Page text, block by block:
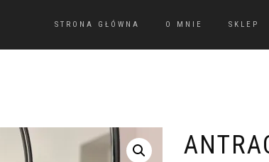
STRONA GŁÓWNA O MNIE SKLEP